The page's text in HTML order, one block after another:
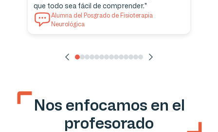
que todo sea fácil de comprender."
Alumna del Posgrado de Fisioterapia
Neurológica
Nos enfocamos en el
profesorado